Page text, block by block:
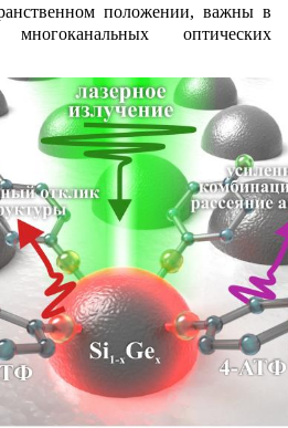
положении, важны в
оптических